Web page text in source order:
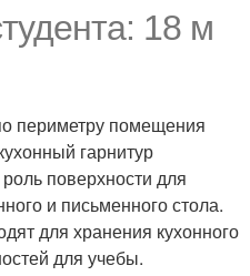
18 м
периметру помещения
гарнитур
поверхности для
и письменного стола.
для хранения кухонного
для учебы.